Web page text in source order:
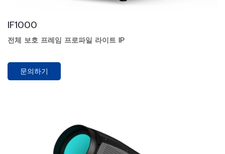
IF1000
전체 보호 프레임 프로파일 라이트 IP
문의하기